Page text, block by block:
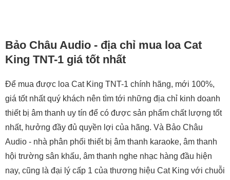
Bảo Châu Audio - địa chỉ mua loa Cat
King TNT-1 giá tốt nhất
Để mua được loa Cat King TNT-1 chính hãng, mới 100%,
giá tốt nhất quý khách nên tìm tới những địa chỉ kinh doanh
thiết bị âm thanh uy tín để có được sản phẩm chất lượng tốt
nhất, hưởng đầy đủ quyền lợi của hãng. Và Bảo Châu
Audio - nhà phân phối thiết bị âm thanh karaoke, âm thanh
hội trường sân khấu, âm thanh nghe nhạc hàng đầu hiện
nay, cũng là đại lý cấp 1 của thương hiệu Cat King với chuỗi